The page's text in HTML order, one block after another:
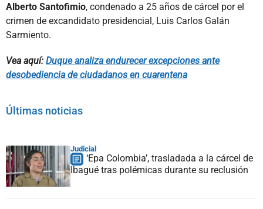
Alberto Santofimio, condenado a 25 años de cárcel por el
crimen de excandidato presidencial, Luis Carlos Galán
Sarmiento.
Vea aquí: Duque analiza endurecer excepciones ante
desobediencia de ciudadanos en cuarentena
Últimas noticias
Judicial
‘Epa Colombia’, trasladada a la cárcel de
Ibagué tras polémicas durante su reclusión